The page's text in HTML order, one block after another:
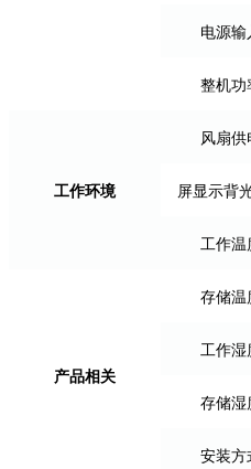
电源输
整机功
工作环境
风扇供
屏显示背
工作温
产品相关
存储温
工作湿
存储湿
安装方